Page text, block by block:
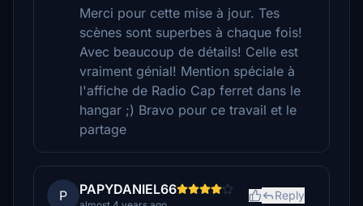
Merci pour cette mise à jour. Tes
scènes sont superbes à chaque fois!
Avec beaucoup de détails! Celle est
vraiment génial! Mention spéciale à
l'affiche de Radio Cap ferret dans le
hangar ;) Bravo pour ce travail et le
partage
P PAPYDANIEL66 Reply